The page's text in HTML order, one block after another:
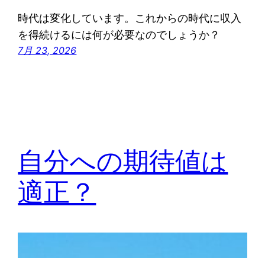
時代は変化しています。これからの時代に収入
を得続けるには何が必要なのでしょうか？
7月 23, 2026
自分への期待値は
適正？